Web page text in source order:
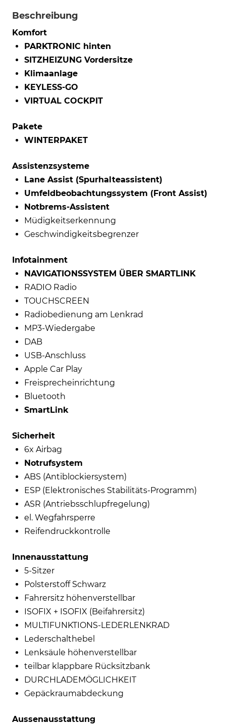
Beschreibung
Komfort
PARKTRONIC hinten
SITZHEIZUNG Vordersitze
Klimaanlage
KEYLESS-GO
VIRTUAL COCKPIT
Pakete
WINTERPAKET
Assistenzsysteme
Lane Assist (Spurhalteassistent)
Umfeldbeobachtungssystem (Front Assist)
Notbrems-Assistent
Müdigkeitserkennung
Geschwindigkeitsbegrenzer
Infotainment
NAVIGATIONSSYSTEM ÜBER SMARTLINK
RADIO Radio
TOUCHSCREEN
Radiobedienung am Lenkrad
MP3-Wiedergabe
DAB
USB-Anschluss
Apple Car Play
Freisprecheinrichtung
Bluetooth
SmartLink
Sicherheit
6x Airbag
Notrufsystem
ABS (Antiblockiersystem)
ESP (Elektronisches Stabilitäts-Programm)
ASR (Antriebsschlupfregelung)
el. Wegfahrsperre
Reifendruckkontrolle
Innenausstattung
5-Sitzer
Polsterstoff Schwarz
Fahrersitz höhenverstellbar
ISOFIX + ISOFIX (Beifahrersitz)
MULTIFUNKTIONS-LEDERLENKRAD
Lederschalthebel
Lenksäule höhenverstellbar
teilbar klappbare Rücksitzbank
DURCHLADEMÖGLICHKEIT
Gepäckraumabdeckung
Aussenausstattung